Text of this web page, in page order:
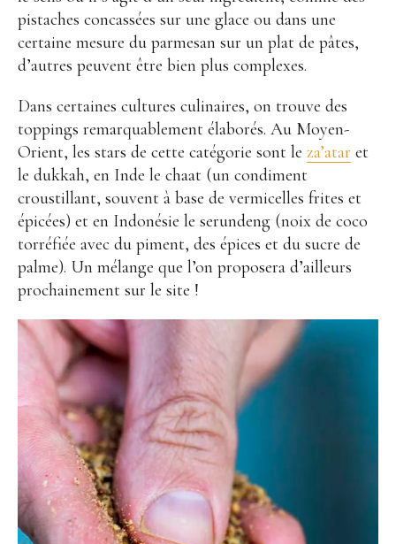
pistaches concassées sur une glace ou dans une
certaine mesure du parmesan sur un plat de pâtes,
d’autres peuvent être bien plus complexes.
Dans certaines cultures culinaires, on trouve des
toppings remarquablement élaborés. Au Moyen-
Orient, les stars de cette catégorie sont le za’atar et
le dukkah, en Inde le chaat (un condiment
croustillant, souvent à base de vermicelles frites et
épicées) et en Indonésie le serundeng (noix de coco
torréfiée avec du piment, des épices et du sucre de
palme). Un mélange que l’on proposera d’ailleurs
prochainement sur le site !